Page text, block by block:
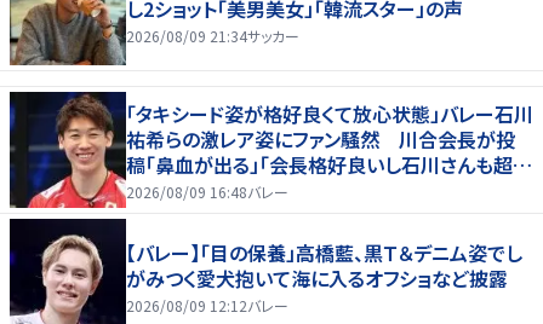
し2ショット「美男美女」「韓流スター」の声
2026/08/09 21:34サッカー
「タキシード姿が格好良くて放心状態」バレー石川
祐希らの激レア姿にファン騒然 川合会長が投
稿「鼻血が出る」「会長格好良いし石川さんも超格
好いい」
2026/08/09 16:48バレー
【バレー】「目の保養」高橋藍、黒Ｔ＆デニム姿でし
がみつく愛犬抱いて海に入るオフショなど披露
2026/08/09 12:12バレー